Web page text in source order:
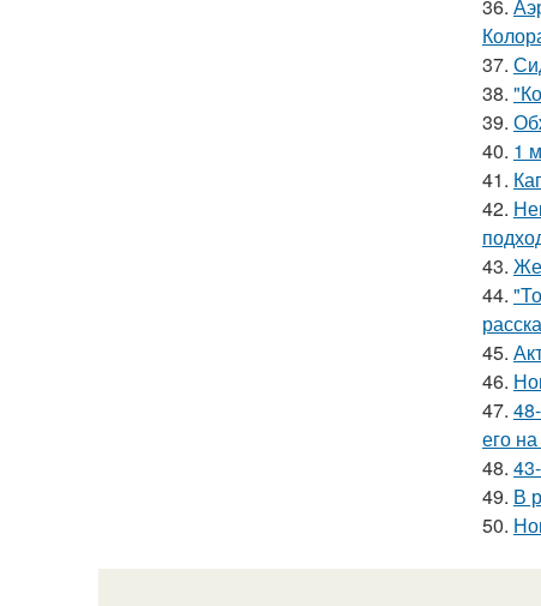
36.
37.
38.
39.
40. 1
41.
42.
43.
44.
45.
46.
47.
его
48.
49. В
50.